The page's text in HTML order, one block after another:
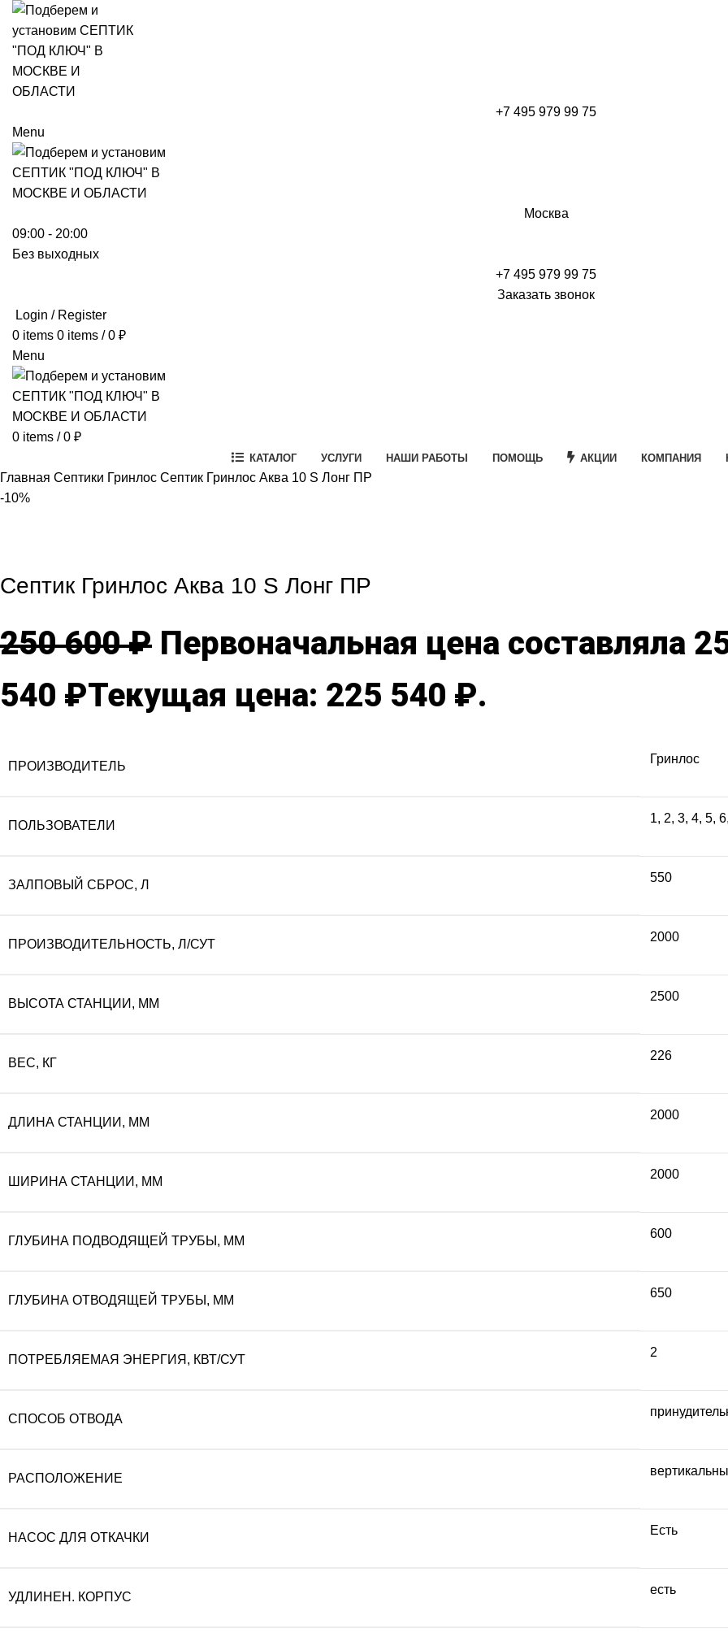
+7 495 979 99 75
Menu
Москва
09:00 - 20:00
Без выходных
+7 495 979 99 75
Заказать звонок
Login / Register
0 items 0 items / 0 ₽
Menu
0 items / 0 ₽
КАТАЛОГ УСЛУГИ НАШИ РАБОТЫ ПОМОЩЬ АКЦИИ КОМПАНИЯ
Главная Септики Гринлос Септик Гринлос Аква 10 S Лонг ПР
-10%
Септик Гринлос Аква 10 S Лонг ПР
250 600₽ Первоначальная цена составляла
540 ₽Текущая цена: 225 540 ₽.
ПРОИЗВОДИТЕЛЬ
Гринлос
ПОЛЬЗОВАТЕЛИ
1, 2, 3, 4, 5, 6
ЗАЛПОВЫЙ СБРОС, Л
550
ПРОИЗВОДИТЕЛЬНОСТЬ, Л/СУТ
2000
ВЫСОТА СТАНЦИИ, ММ
2500
ВЕС, КГ
226
ДЛИНА СТАНЦИИ, ММ
2000
ШИРИНА СТАНЦИИ, ММ
2000
ГЛУБИНА ПОДВОДЯЩЕЙ ТРУБЫ, ММ
600
ГЛУБИНА ОТВОДЯЩЕЙ ТРУБЫ, ММ
650
ПОТРЕБЛЯЕМАЯ ЭНЕРГИЯ, КВТ/СУТ
2
СПОСОБ ОТВОДА
РАСПОЛОЖЕНИЕ
НАСОС ДЛЯ ОТКАЧКИ
Есть
УДЛИНЕН. КОРПУС
есть